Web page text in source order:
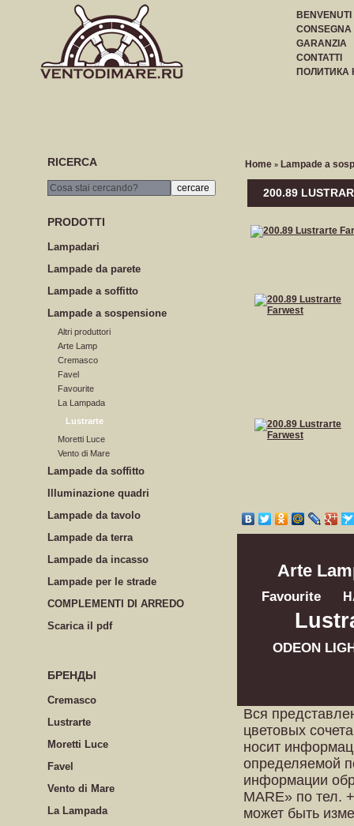
CONSEGNA
GARANZIA
CONTATTI
RICERCA
PRODOTTI
Lampadari
Lampade da parete
Lampade a soffitto
Lampade a sospensione
Altri produttori
Arte Lamp
Cremasco
Favel
Favourite
La Lampada
Lustrarte
Moretti Luce
Vento di Mare
Lampade da soffitto
Illuminazione quadri
Lampade da tavolo
Lampade da terra
Lampade da incasso
Lampade per le strade
COMPLEMENTI DI ARREDO
Scarica il pdf
БРЕНДЫ
Cremasco
Lustrarte
Moretti Luce
Favel
Vento di Mare
La Lampada
Home » Lampade a
200.89
Arte
Favourite
ODEON
Вся
цветовых
носит
определяемой
информации
MARE» по тел.
может быть